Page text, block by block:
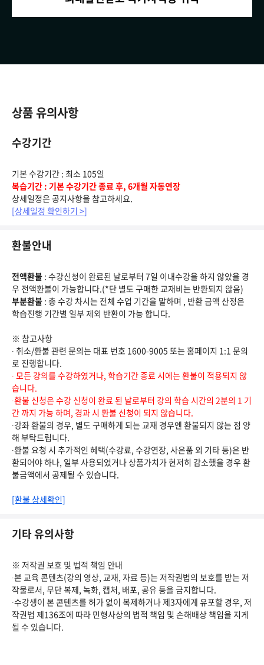
상품 유의사항
수강기간
기본 수강기간 : 최소 105일
복습기간 : 기본 수강기간 종료 후, 6개월 자동연장
상세일정은 공지사항을 참고하세요.
[상세일정 확인하기 >]
환불안내
전액환불 : 수강신청이 완료된 날로부터 7일 이내수강을 하지 않았을 경
우 전액환불이 가능합니다.(*단 별도 구매한 교재비는 반환되지 않음)
부분환불 : 총 수강 차시는 전체 수업 기간을 말하며 , 반환 금액 산정은
학습진행 기간별 일부 제외 반환이 가능 합니다.
※ 참고사항
∙ 취소/환불 관련 문의는 대표 번호 1600-9005 또는 홈페이지 1:1 문의
로 진행합니다.
∙ 모든 강의를 수강하였거나, 학습기간 종료 시에는 환불이 적용되지 않
습니다.
∙환불 신청은 수강 신청이 완료 된 날로부터 강의 학습 시간의 2분의 1 기
간 까지 가능 하며, 경과 시 환불 신청이 되지 않습니다.
∙강좌 환불의 경우, 별도 구매하게 되는 교재 경우엔 환불되지 않는 점 양
해 부탁드립니다.
∙환불 요청 시 추가적인 혜택(수강료, 수강연장, 사은품 외 기타 등)은 반
환되어야 하나, 일부 사용되었거나 상품가치가 현저히 감소했을 경우 환
불금액에서 공제될 수 있습니다.
[환불 상세확인]
기타 유의사항
※ 저작권 보호 및 법적 책임 안내
∙본 교육 콘텐츠(강의 영상, 교재, 자료 등)는 저작권법의 보호를 받는 저
작물로서, 무단 복제, 녹화, 캡처, 배포, 공유 등을 금지합니다.
∙수강생이 본 콘텐츠를 허가 없이 복제하거나 제3자에게 유포할 경우, 저
작권법 제136조에 따라 민형사상의 법적 책임 및 손해배상 책임을 지게
될 수 있습니다.